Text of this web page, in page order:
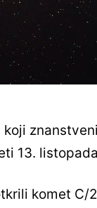
13.
komet C/